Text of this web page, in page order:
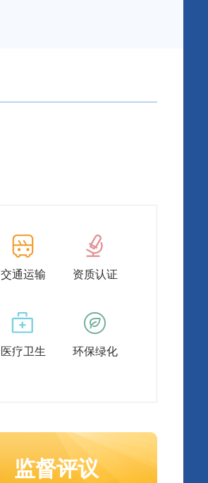
交通运输 资质认证
医疗卫生 环保绿化
监督评议